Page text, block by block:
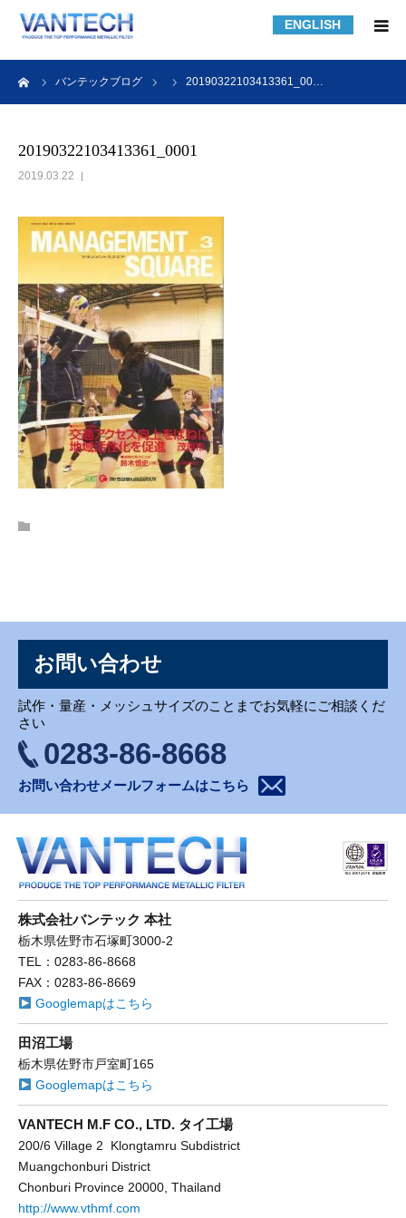
ENGLISH
バンテックブログ 20190322103413361_00…
20190322103413361_0001
2019.03.22
お問い合わせ
試作・量産・メッシュサイズのことまでお気軽にご相談くだ
さい
0283-86-8668
お問い合わせメールフォームはこちら
株式会社バンテック 本社
栃木県佐野市石塚町3000-2
TEL：0283-86-8668
FAX：0283-86-8669
Googlemapはこちら
田沼工場
栃木県佐野市戸室町165
Googlemapはこちら
VANTECH M.F CO., LTD. タイ工場
200/6 Village 2 Klongtamru Subdistrict
Muangchonburi District
Chonburi Province 20000, Thailand
http://www.vthmf.com
HOME
フィルターの知識
フィルターの製作事例
課題解決事例
会社紹介
採用情報
お問い合わせ